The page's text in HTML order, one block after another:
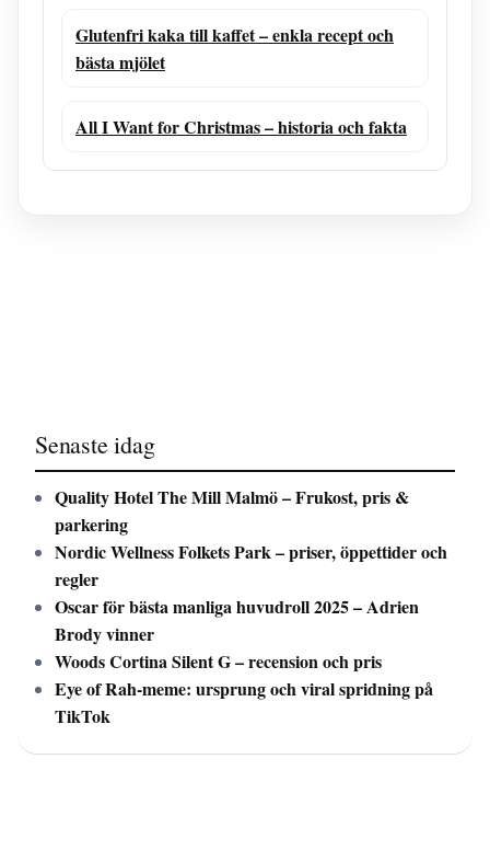
Glutenfri kaka till kaffet – enkla recept och
bästa mjölet
All I Want for Christmas – historia och fakta
Senaste idag
Quality Hotel The Mill Malmö – Frukost, pris &
parkering
Nordic Wellness Folkets Park – priser, öppettider och
regler
Oscar för bästa manliga huvudroll 2025 – Adrien
Brody vinner
Woods Cortina Silent G – recension och pris
Eye of Rah-meme: ursprung och viral spridning på
TikTok